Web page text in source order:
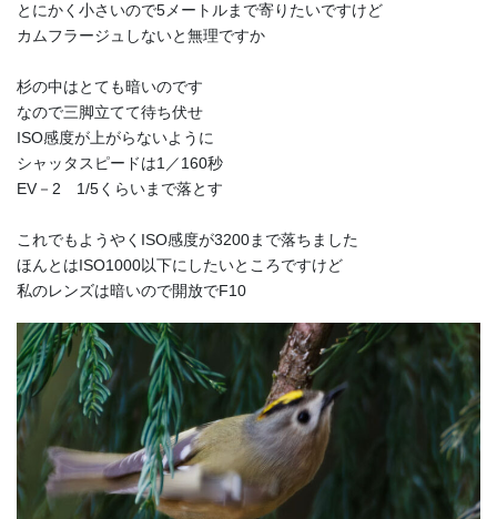
とにかく小さいので5メートルまで寄りたいですけど
カムフラージュしないと無理ですか
杉の中はとても暗いのです
なので三脚立てて待ち伏せ
ISO感度が上がらないように
シャッタスピードは1／160秒
EV－2 1/5くらいまで落とす
これでもようやくISO感度が3200まで落ちました
ほんとはISO1000以下にしたいところですけど
私のレンズは暗いので開放でF10